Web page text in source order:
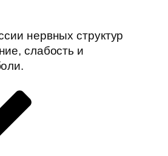
нервных структур
слабость и